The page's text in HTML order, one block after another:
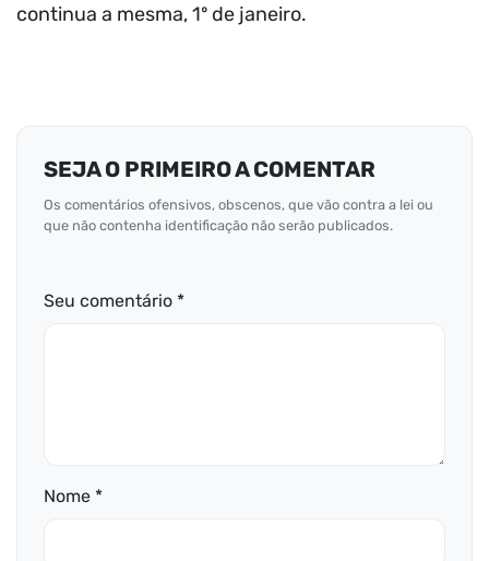
continua a mesma, 1º de janeiro.
SEJA O PRIMEIRO A COMENTAR
Os comentários ofensivos, obscenos, que vão contra a lei ou
que não contenha identificação não serão publicados.
Seu comentário *
Nome *